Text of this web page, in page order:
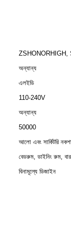
ZSHONORHIGH,
অন্যান্য
এলইডি
110-240V
অন্যান্য
50000
আলো এবং সার্কিটরি
বেডরুম, ডাইনিং রুম, বার,
বিনামূল্যে ডিজাইন